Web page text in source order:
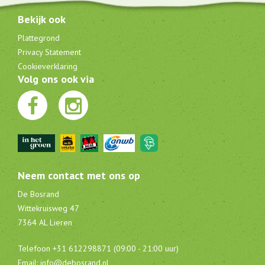
Bekijk ook
Plattegrond
Privacy Statement
Cookieverklaring
Volg ons ook via
Neem contact met ons op
De Bosrand
Wittekruisweg 47
7364 AL Lieren
Telefoon +31 612298871 (09:00 - 21:00 uur)
Email: info@debosrand.nl